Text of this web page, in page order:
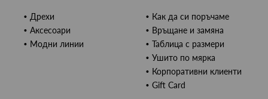
Дрехи
Аксесоари
Модни линии
Как да си поръчаме
Връщане и замяна
Таблица с размери
Ушито по мярка
Корпоративни клиенти
Gift Card